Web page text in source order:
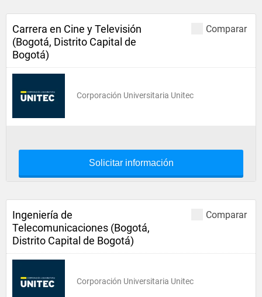
Comparar
Carrera en Cine y Televisión
(Bogotá, Distrito Capital de
Bogotá)
Corporación Universitaria Unitec
Solicitar información
Comparar
Ingeniería de
Telecomunicaciones (Bogotá,
Distrito Capital de Bogotá)
Corporación Universitaria Unitec